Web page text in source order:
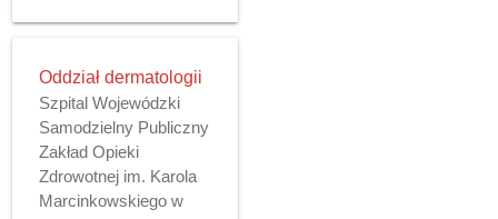
Oddział dermatologii
Szpital Wojewódzki
Samodzielny Publiczny
Zakład Opieki
Zdrowotnej im. Karola
Marcinkowskiego w